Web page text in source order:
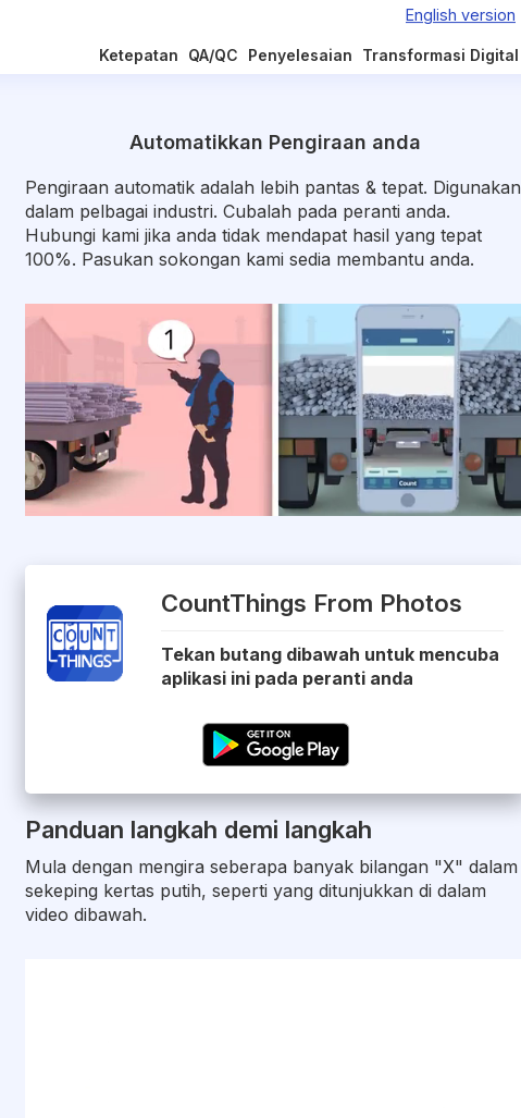
Ketepatan QA/QC Penyelesaian Transformasi Digital
Automatikkan Pengiraan anda
Pengiraan automatik adalah lebih pantas & tepat. Digunakan
dalam pelbagai industri. Cubalah pada peranti anda.
Hubungi kami jika anda tidak mendapat hasil yang tepat
100%. Pasukan sokongan kami sedia membantu anda.
CountThings From Photos
Tekan butang dibawah untuk mencuba
aplikasi ini pada peranti anda
Panduan langkah demi langkah
Mula dengan mengira seberapa banyak bilangan "X" dalam
sekeping kertas putih, seperti yang ditunjukkan di dalam
video dibawah.